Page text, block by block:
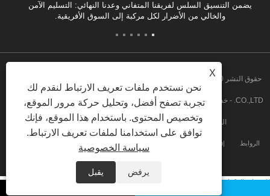
يضمن التنسيق السلس لفريقنا المتفاني وعدنا النهائي: التسليم الآمن
والخالي من الأضرار لكل مركبة إلى السوق الأفريقية.
CO.,LTD. - خدمة التجميع في أنجولا، خدمة التجميع من الباب إلى الباب في أنجولا، تفكيك
الشحنات السائبة، خدمة التجميع في غانا جميع الحقوق محفوظة
الروابط Sitemap
Privacy Policy
/* 彻底隐藏顶部搜索框及其外层容器 */ .head-search-bg, .head-search { display:
X
نحن نستخدم ملفات تعريف الارتباط لنقدم لك
تجربة تصفح أفضل، وتحليل حركة مرور الموقع،
وتخصيص المحتوى. باستخدام هذا الموقع، فإنك
توافق على استخدامنا لملفات تعريف الارتباط.
سياسة الخصوصية
يرفض يقبل